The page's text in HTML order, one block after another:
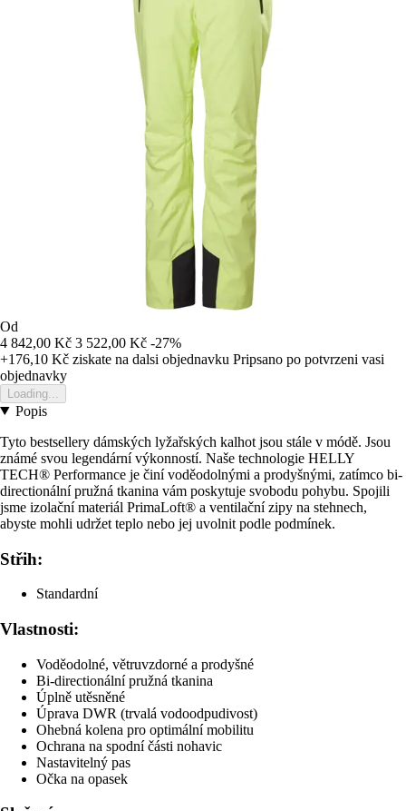
Od
4 842,00 Kč 3 522,00 Kč -27%
+176,10 Kč ziskate na dalsi objednavku Pripsano po potvrzeni vasi
objednavky
Loading...
Popis
Tyto bestsellery dámských lyžařských kalhot jsou stále v módě. Jsou
známé svou legendární výkonností. Naše technologie HELLY
TECH® Performance je činí voděodolnými a prodyšnými, zatímco bi-
directionální pružná tkanina vám poskytuje svobodu pohybu. Spojili
jsme izolační materiál PrimaLoft® a ventilační zipy na stehnech,
abyste mohli udržet teplo nebo jej uvolnit podle podmínek.
Střih:
Standardní
Vlastnosti:
Voděodolné, větruvzdorné a prodyšné
Bi-directionální pružná tkanina
Úplně utěsněné
Úprava DWR (trvalá vodoodpudivost)
Ohebná kolena pro optimální mobilitu
Ochrana na spodní části nohavic
Nastavitelný pas
Očka na opasek